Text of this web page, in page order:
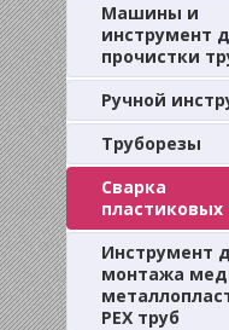
Машины и
инструмент
прочистки
Ручной
Труборезы
Сварка
пластиковых
Инструмент
монтажа
PEX труб